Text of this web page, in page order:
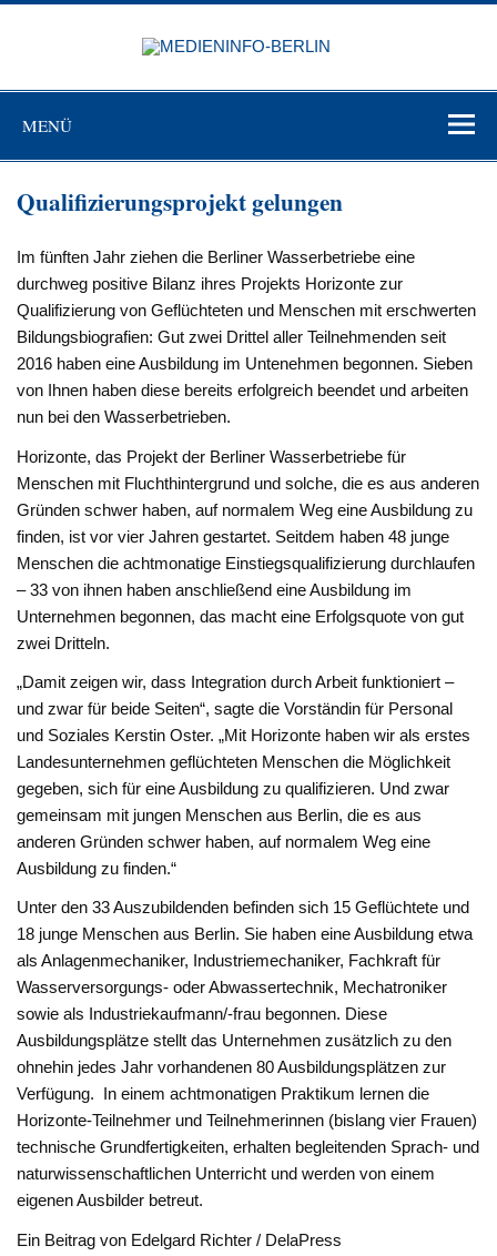
Zum
MENÜ
Qualifizierungsprojekt gelungen
Im fünften Jahr ziehen die Berliner Wasserbetriebe eine
durchweg positive Bilanz ihres Projekts Horizonte zur
Qualifizierung von Geflüchteten und Menschen mit erschwerten
Bildungsbiografien: Gut zwei Drittel aller Teilnehmenden seit
2016 haben eine Ausbildung im Untenehmen begonnen. Sieben
von Ihnen haben diese bereits erfolgreich beendet und arbeiten
nun bei den Wasserbetrieben.
Horizonte, das Projekt der Berliner Wasserbetriebe für
Menschen mit Fluchthintergrund und solche, die es aus anderen
Gründen schwer haben, auf normalem Weg eine Ausbildung zu
finden, ist vor vier Jahren gestartet. Seitdem haben 48 junge
Menschen die achtmonatige Einstiegsqualifizierung durchlaufen
– 33 von ihnen haben anschließend eine Ausbildung im
Unternehmen begonnen, das macht eine Erfolgsquote von gut
zwei Dritteln.
„Damit zeigen wir, dass Integration durch Arbeit funktioniert –
und zwar für beide Seiten“, sagte die Vorständin für Personal
und Soziales Kerstin Oster. „Mit Horizonte haben wir als erstes
Landesunternehmen geflüchteten Menschen die Möglichkeit
gegeben, sich für eine Ausbildung zu qualifizieren. Und zwar
gemeinsam mit jungen Menschen aus Berlin, die es aus
anderen Gründen schwer haben, auf normalem Weg eine
Ausbildung zu finden.“
Unter den 33 Auszubildenden befinden sich 15 Geflüchtete und
18 junge Menschen aus Berlin. Sie haben eine Ausbildung etwa
als Anlagenmechaniker, Industriemechaniker, Fachkraft für
Wasserversorgungs- oder Abwassertechnik, Mechatroniker
sowie als Industriekaufmann/-frau begonnen. Diese
Ausbildungsplätze stellt das Unternehmen zusätzlich zu den
ohnehin jedes Jahr vorhandenen 80 Ausbildungsplätzen zur
Verfügung. In einem achtmonatigen Praktikum lernen die
Horizonte-Teilnehmer und Teilnehmerinnen (bislang vier Frauen)
technische Grundfertigkeiten, erhalten begleitenden Sprach- und
naturwissenschaftlichen Unterricht und werden von einem
eigenen Ausbilder betreut.
Ein Beitrag von Edelgard Richter / DelaPress